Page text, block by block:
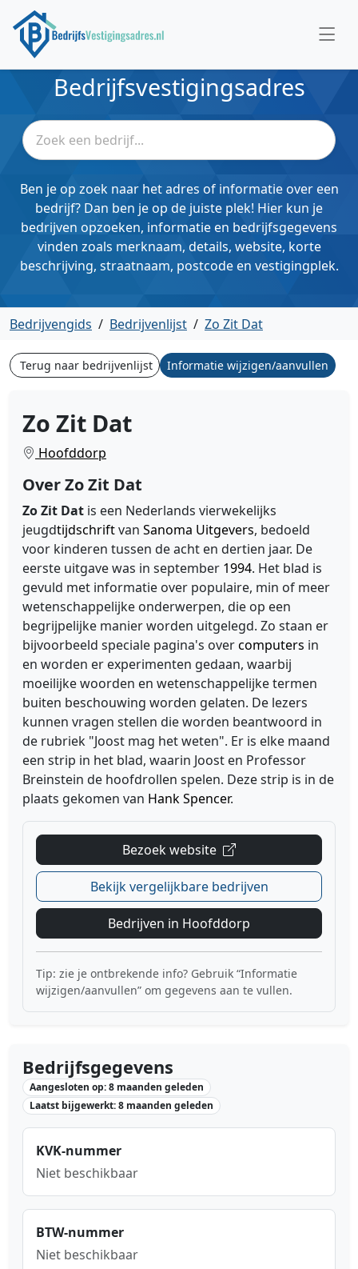
Bedrijfsvestigingsadres
Ben je op zoek naar het adres of informatie over een
bedrijf? Dan ben je op de juiste plek! Hier kun je
bedrijven opzoeken, informatie en bedrijfsgegevens
vinden zoals merknaam, details, website, korte
beschrijving, straatnaam, postcode en vestigingplek.
Bedrijvengids / Bedrijvenlijst / Zo Zit Dat
Terug naar bedrijvenlijst Informatie wijzigen/aanvullen
Zo Zit Dat
Hoofddorp
Over Zo Zit Dat
Zo Zit Dat is een Nederlands vierwekelijks
jeugdtijdschriftvan Sanoma Uitgevers, bedoeld
voor kinderen tussen de acht en dertien jaar. De
eerste uitgave was in september 1994. Het blad is
gevuld met informatie over populaire, min of meer
wetenschappelijke onderwerpen, die op een
begrijpelijke manier worden uitgelegd. Zo staan er
bijvoorbeeld speciale pagina's overcomputers in
en worden er experimenten gedaan, waarbij
moeilijke woorden en wetenschappelijke termen
buiten beschouwing worden gelaten. De lezers
kunnen vragen stellen die worden beantwoord in
de rubriek "Joost mag het weten". Er is elke maand
een strip in het blad, waarin Joost en Professor
Breinstein de hoofdrollen spelen. Deze strip is in de
plaats gekomen van Hank Spencer.
Bezoek website
Bekijk vergelijkbare bedrijven
Bedrijven in Hoofddorp
Tip: zie je ontbrekende info? Gebruik “Informatie
wijzigen/aanvullen” om gegevens aan te vullen.
Bedrijfsgegevens
Aangesloten op: 8 maanden geleden
Laatst bijgewerkt: 8 maanden geleden
KVK-nummer
Niet beschikbaar
BTW-nummer
Niet beschikbaar